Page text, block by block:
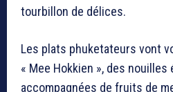
tourbillon de délices.
Les plats phuketateurs vont
« Mee Hokkien », des nouilles
accompagnées de fruits de